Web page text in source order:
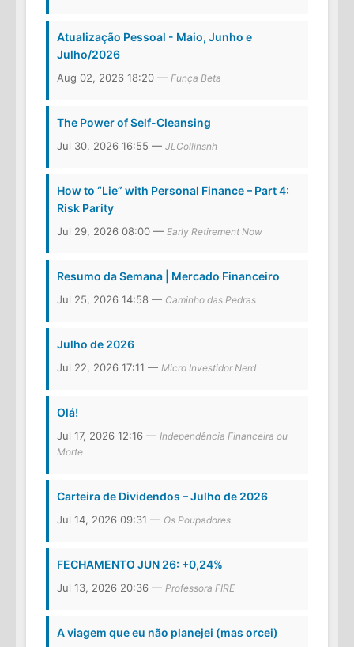
Atualização Pessoal - Maio, Junho e
Julho/2026
Aug 02, 2026 18:20 — Funça Beta
The Power of Self-Cleansing
Jul 30, 2026 16:55 — JLCollinsnh
How to “Lie” with Personal Finance – Part 4:
Risk Parity
Jul 29, 2026 08:00 — Early Retirement Now
Resumo da Semana | Mercado Financeiro
Jul 25, 2026 14:58 — Caminho das Pedras
Julho de 2026
Jul 22, 2026 17:11 — Micro Investidor Nerd
Olá!
Jul 17, 2026 12:16 — Independência Financeira ou
Morte
Carteira de Dividendos – Julho de 2026
Jul 14, 2026 09:31 — Os Poupadores
FECHAMENTO JUN 26: +0,24%
Jul 13, 2026 20:36 — Professora FIRE
A viagem que eu não planejei (mas orcei)